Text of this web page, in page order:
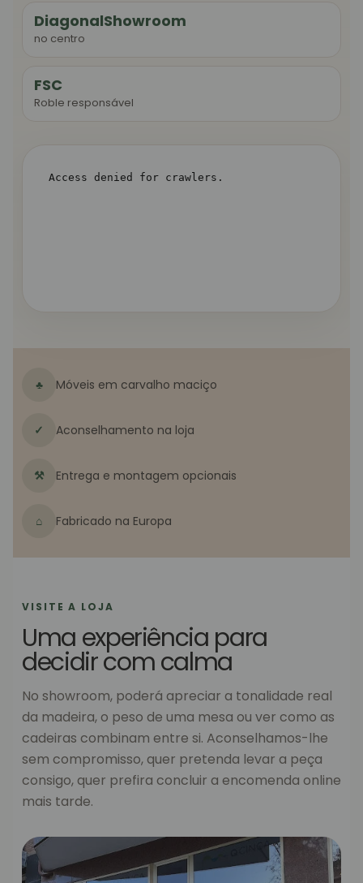
DiagonalShowroom
no centro
FSC
Roble responsável
♣ Móveis em carvalho maciço
✓ Aconselhamento na loja
⚒ Entrega e montagem opcionais
⌂ Fabricado na Europa
VISITE A LOJA
Uma experiência para
decidir com calma
No showroom, poderá apreciar a tonalidade real
da madeira, o peso de uma mesa ou ver como as
cadeiras combinam entre si. Aconselhamos-lhe
sem compromisso, quer pretenda levar a peça
consigo, quer prefira concluir a encomenda online
mais tarde.